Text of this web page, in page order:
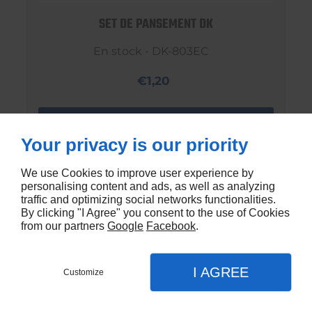
SET DE PANSEMENT DK
En stock - DK-803EC
€1,20
Your privacy is our priority
We use Cookies to improve user experience by
personalising content and ads, as well as analyzing
traffic and optimizing social networks functionalities.
By clicking "I Agree" you consent to the use of Cookies
from our partners Google Facebook.
Customize I AGREE